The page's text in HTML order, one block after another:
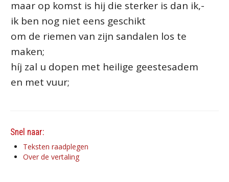
maar op komst is hij die sterker is dan ik,-
ik ben nog niet eens geschikt
om de riemen van zijn sandalen los te
maken;
híj zal u dopen met heilige geestesadem
en met vuur;
Snel naar:
Teksten raadplegen
Over de vertaling